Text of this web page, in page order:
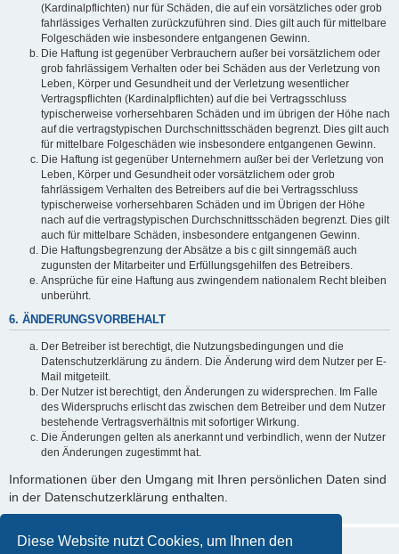
Diese Website nutzt Cookies, um Ihnen den
(Kardinalpflichten) nur für Schäden, die auf ein vorsätzliches oder grob
fahrlässiges Verhalten zurückzuführen sind. Dies gilt auch für mittelbare
Folgeschäden wie insbesondere entgangenen Gewinn.
Die Haftung ist gegenüber Verbrauchern außer bei vorsätzlichem oder
grob fahrlässigem Verhalten oder bei Schäden aus der Verletzung von
Leben, Körper und Gesundheit und der Verletzung wesentlicher
Vertragspflichten (Kardinalpflichten) auf die bei Vertragsschluss
typischerweise vorhersehbaren Schäden und im übrigen der Höhe nach
auf die vertragstypischen Durchschnittsschäden begrenzt. Dies gilt auch
für mittelbare Folgeschäden wie insbesondere entgangenen Gewinn.
Die Haftung ist gegenüber Unternehmern außer bei der Verletzung von
Leben, Körper und Gesundheit oder vorsätzlichem oder grob
fahrlässigem Verhalten des Betreibers auf die bei Vertragsschluss
typischerweise vorhersehbaren Schäden und im Übrigen der Höhe
nach auf die vertragstypischen Durchschnittsschäden begrenzt. Dies gilt
auch für mittelbare Schäden, insbesondere entgangenen Gewinn.
Die Haftungsbegrenzung der Absätze a bis c gilt sinngemäß auch
zugunsten der Mitarbeiter und Erfüllungsgehilfen des Betreibers.
Ansprüche für eine Haftung aus zwingendem nationalem Recht bleiben
unberührt.
6. ÄNDERUNGSVORBEHALT
Der Betreiber ist berechtigt, die Nutzungsbedingungen und die
Datenschutzerklärung zu ändern. Die Änderung wird dem Nutzer per E-
Mail mitgeteilt.
Der Nutzer ist berechtigt, den Änderungen zu widersprechen. Im Falle
des Widerspruchs erlischt das zwischen dem Betreiber und dem Nutzer
bestehende Vertragsverhältnis mit sofortiger Wirkung.
Die Änderungen gelten als anerkannt und verbindlich, wenn der Nutzer
den Änderungen zugestimmt hat.
Informationen über den Umgang mit Ihren persönlichen Daten sind
in der Datenschutzerklärung enthalten.